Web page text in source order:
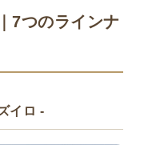
7つのラインナ
イロ -